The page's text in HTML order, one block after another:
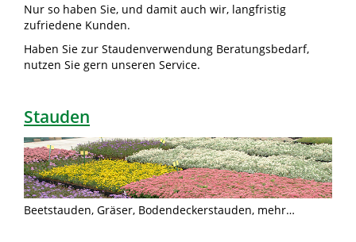
Nur so haben Sie, und damit auch wir, langfristig
zufriedene Kunden.
Haben Sie zur Staudenverwendung Beratungsbedarf,
nutzen Sie gern unseren Service.
Stauden
Beetstauden, Gräser, Bodendeckerstauden, mehr…